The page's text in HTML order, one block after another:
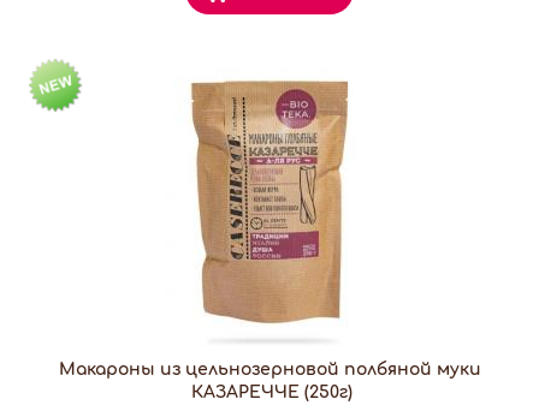
Макароны из цельнозерновой полбяной муки
КАЗАРЕЧЧЕ (250г)